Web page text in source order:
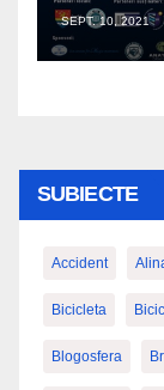
SEPT. 10, 2021
SUBIECTE
Accident
Bicicleta
Blogosfera